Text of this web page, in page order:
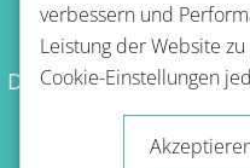
verbessern und
Leistung der Website
Cookie-Einstellungen